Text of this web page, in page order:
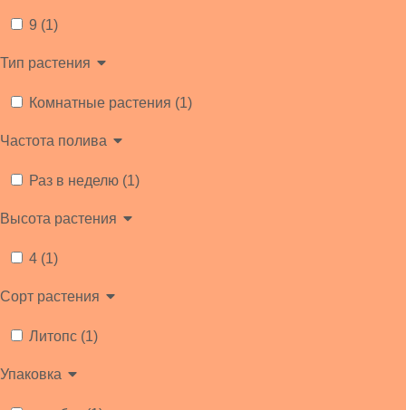
9 (1)
Тип растения
Комнатные растения (1)
Частота полива
Раз в неделю (1)
Высота растения
4 (1)
Сорт растения
Литопс (1)
Упаковка